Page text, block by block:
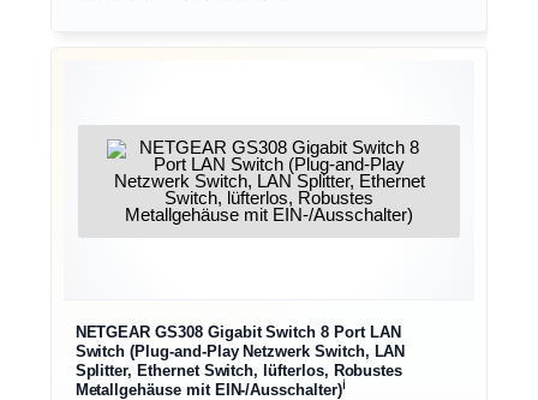
NETGEAR GS308 Gigabit Switch 8 Port LAN
Switch (Plug-and-Play Netzwerk Switch, LAN
Splitter, Ethernet Switch, lüfterlos, Robustes
Metallgehäuse mit EIN-/Ausschalter)ℹ︎